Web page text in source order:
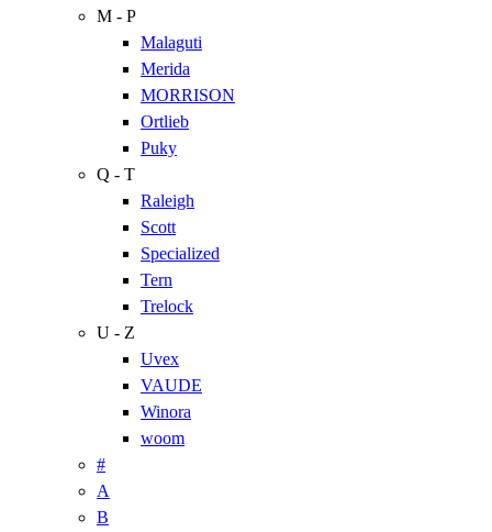
M - P
Malaguti
Merida
MORRISON
Ortlieb
Puky
Q - T
Raleigh
Scott
Specialized
Tern
Trelock
U - Z
Uvex
VAUDE
Winora
woom
#
A
B